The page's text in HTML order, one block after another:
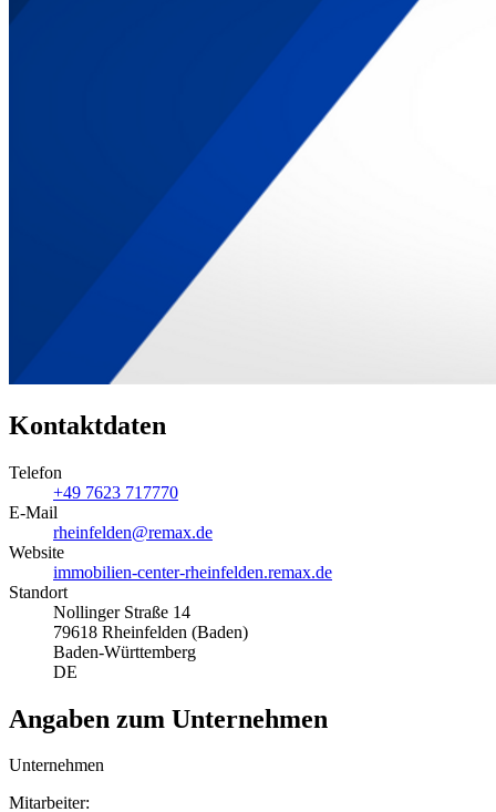
Kontaktdaten
Telefon
+49 7623 717770
E-Mail
rheinfelden@remax.de
Website
immobilien-center-rheinfelden.remax.de
Standort
Nollinger Straße 14
79618 Rheinfelden (Baden)
Baden-Württemberg
DE
Angaben zum Unternehmen
Unternehmen
Mitarbeiter: